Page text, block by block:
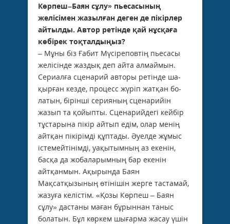
Көрпеш–Баян сұлу» пье­са­сының
желісімен жазылған деген де пікірлер
айтылды. Автор ретінде қай нұсқаға
көбірек тоқталдыңыз?
– Мұны біз Ғабит Мүсіреповтің пьесасы
желісінде жаздық деп айта алмаймын.
Сериалға сценарий авторы ретінде ша­
қырған кезде, процесс жүріп жатқан бо­
латын, бірінші серияның сценарийін
жазып та қойыпты. Сценарийдегі кейбір
тұстары­на пікір айтып едім, олар менің
айтқан пі­кірімді құптады. Әуелде жұмыс
істемей­тінімді, уақытымның аз екенін,
басқа да жобаларымның бар екенін
айтқанмын. Ақы­­рында Баян
Мақсатқызының өтінішін жерге тастамай,
жазуға келістім. «Қозы Көрпеш – Баян
сұлу» дастаны маған бұ­рыннан таныс
болатын. Бұл көркем шы­ғарма жасау үшін